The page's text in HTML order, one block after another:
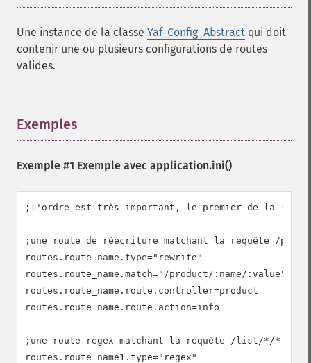
Une instance de la classe Yaf_Config_Abstract qui doit
contenir une ou plusieurs configurations de routes
valides.
Exemples
Exemple #1 Exemple avec application.ini()
;l'ordre est très important, le premier de la liste
;une route de réécriture matchant la requête /
routes.route_name.type="rewrite"
routes.route_name.match="/product/:name/:value"
routes.route_name.route.controller=product
routes.route_name.route.action=info
;une route regex matchant la requête /list/*/*
routes.route_name1.type="regex"